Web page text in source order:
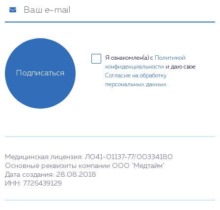
Я ознакомлен(а) с
Политикой
конфиденциальности и даю свое
Согласие на обработку
персональных данных
Подписаться
Медицинская лицензия: Л041-01137-77/00334180
Основные реквизиты компании ООО "Медтайм"
Дата создания: 28.08.2018
ИНН: 7726439129